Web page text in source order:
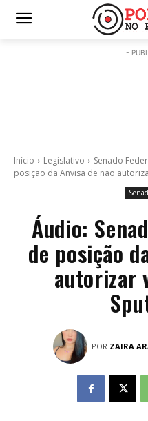
-
Início Legislativo Senado
posição da Anvisa de não
Áudio:
de posição
autorizar
POR ZAIRA